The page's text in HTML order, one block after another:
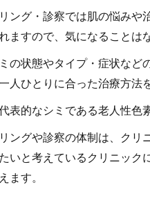
ング・診察では肌の悩みや
ますので、気になることは
の状態やタイプ・症状など
人ひとりに合った治療方法
表的なシミである老人性色
ングや診察の体制は、クリ
いと考えているクリニック
ます。